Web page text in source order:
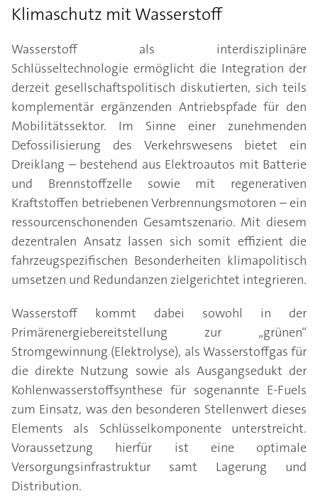
Klimaschutz mit Wasserstoff
Wasserstoff als interdisziplinäre
Schlüsseltechnologie ermöglicht die Integration der
derzeit gesellschaftspolitisch diskutierten, sich teils
komplementär ergänzenden Antriebspfade für den
Mobilitätssektor. Im Sinne einer zunehmenden
Defossilisierung des Verkehrswesens bietet ein
Dreiklang – bestehend aus Elektroautos mit Batterie
und Brennstoffzelle sowie mit regenerativen
Kraftstoffen betriebenen Verbrennungsmotoren – ein
ressourcenschonenden Gesamtszenario. Mit diesem
dezentralen Ansatz lassen sich somit effizient die
fahrzeugspezifischen Besonderheiten klimapolitisch
umsetzen und Redundanzen zielgerichtet integrieren.
Wasserstoff kommt dabei sowohl in der
Primärenergiebereitstellung zur „grünen“
Stromgewinnung (Elektrolyse), als Wasserstoffgas für
die direkte Nutzung sowie als Ausgangsedukt der
Kohlenwasserstoffsynthese für sogenannte E-Fuels
zum Einsatz, was den besonderen Stellenwert dieses
Elements als Schlüsselkomponente unterstreicht.
Voraussetzung hierfür ist eine optimale
Versorgungsinfrastruktur samt Lagerung und
Distribution.